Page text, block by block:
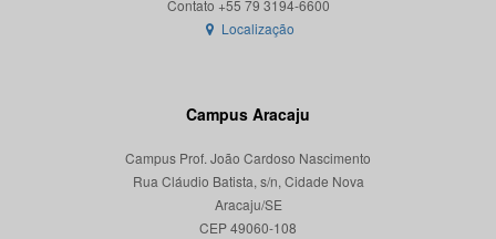
Localização
Campus Aracaju
Campus Prof. João Cardoso Nascimento
Rua Cláudio Batista, s/n, Cidade Nova
Aracaju/SE
CEP 49060-108